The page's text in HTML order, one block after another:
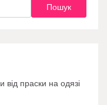
Пошук
від праски на одязі